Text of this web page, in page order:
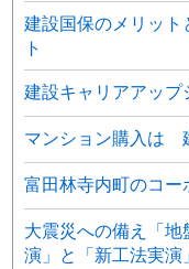
建設国保のメリット
ト
建設キャリアアップ
マンション購入は
富田林寺内町のコー
大震災への備え「
演」と「新工法実演